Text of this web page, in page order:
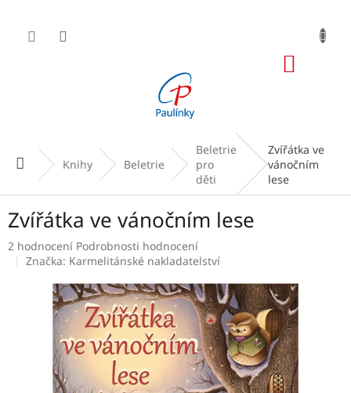
obsah
Domů Knihy Beletrie
Beletrie
pro
děti
Zvířátka ve
vánočním
lese
Zvířátka ve vánočním lese
Průměrné
hodnocení
hvězdiček.
2 hodnocení Podrobnosti hodnocení
Značka: Karmelitánské nakladatelství